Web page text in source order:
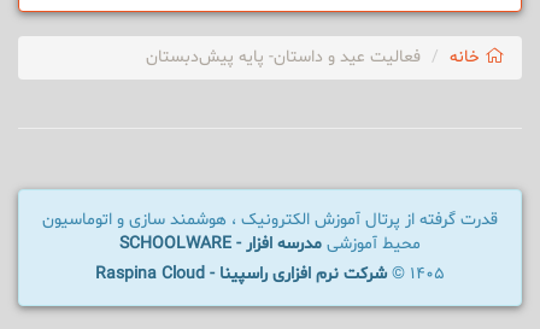
خانه فعالیت عید و داستان- پایه پیش‌دبستان
قدرت گرفته از پرتال آموزش الکترونیک ، هوشمند سازی و اتوماسیون
محیط آموزشی مدرسه افزار - SCHOOLWARE
1405 ©
شرکت نرم افزاری راسپینا - Raspina Cloud